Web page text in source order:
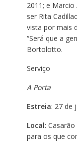
2011; e
ser Rita
vista por mais
“Será que a
Bortolotto.
Serviço
A Porta
Estreia: 27 de
Local:
para os que